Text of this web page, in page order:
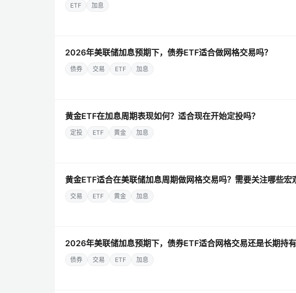
ETF 加息
2026年美联储加息预期下，债券ETF适合做网格交易吗？
债券 交易 ETF 加息
黄金ETF在加息周期表现如何？适合现在开始定投吗？
定投 ETF 黄金 加息
黄金ETF适合在美联储加息周期做网格交易吗？需要关注哪些宏
交易 ETF 黄金 加息
2026年美联储加息预期下，债券ETF适合网格交易还是长期持有
债券 交易 ETF 加息